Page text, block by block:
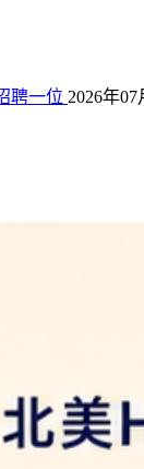
聘一位 2026年07